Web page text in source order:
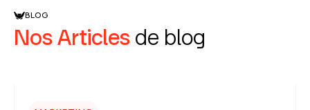
BLOG
Nos Articles de blog